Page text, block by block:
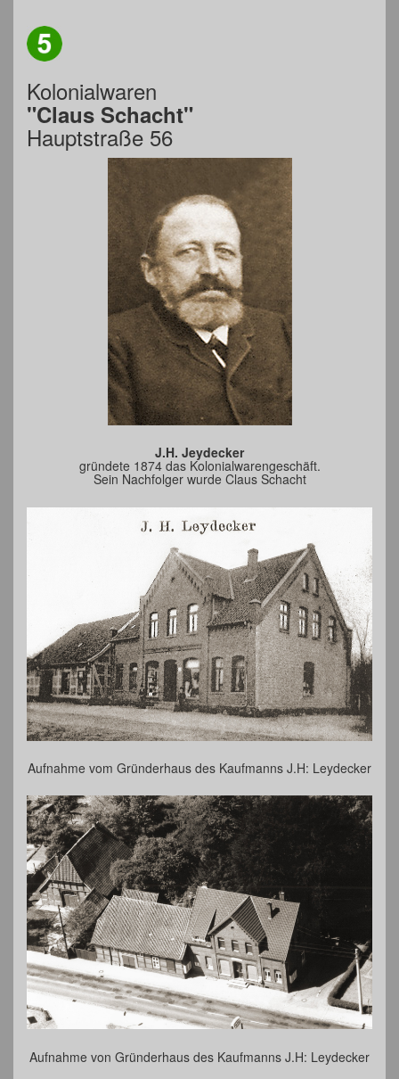
Kolonialwaren
"Claus Schacht"
Hauptstraße 56
J.H. Jeydecker
gründete 1874 das Kolonialwarengeschäft.
Sein Nachfolger wurde Claus Schacht
Aufnahme vom Gründerhaus des Kaufmanns J.H: Leydecker
Aufnahme von Gründerhaus des Kaufmanns J.H: Leydecker